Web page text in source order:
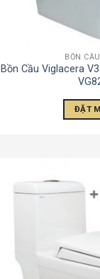
BỒN
Bồn Cầu Viglacera
ĐẶT